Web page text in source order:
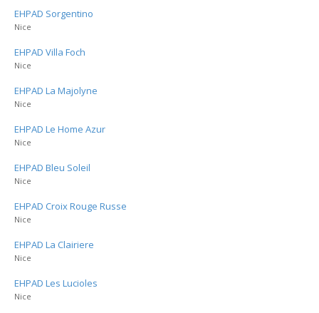
EHPAD Sorgentino
Nice
EHPAD Villa Foch
Nice
EHPAD La Majolyne
Nice
EHPAD Le Home Azur
Nice
EHPAD Bleu Soleil
Nice
EHPAD Croix Rouge Russe
Nice
EHPAD La Clairiere
Nice
EHPAD Les Lucioles
Nice